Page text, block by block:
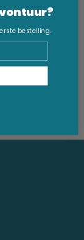
bestelling.